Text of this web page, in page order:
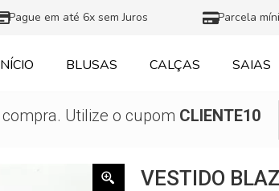
Pague em até 6x sem Juros Parcela
BLUSAS CALÇAS SAIAS
Utilize o cupom CLIENTE10
VESTIDO